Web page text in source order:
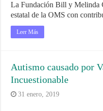
La Fundación Bill y Melinda
estatal de la OMS con
Leer Más
Autismo causado por
Incuestionable
31 enero, 2019